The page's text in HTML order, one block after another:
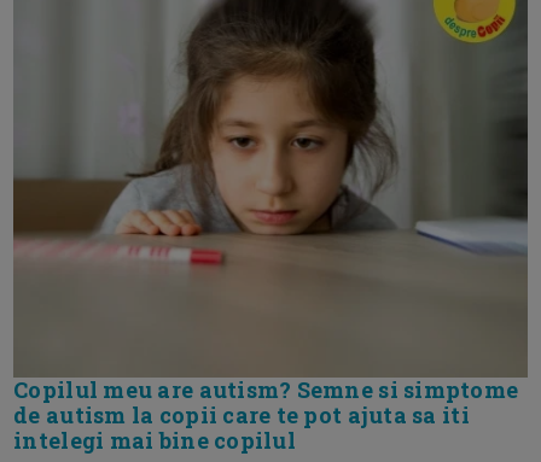
Copilul meu are autism? Semne si simptome
de autism la copii care te pot ajuta sa iti
intelegi mai bine copilul